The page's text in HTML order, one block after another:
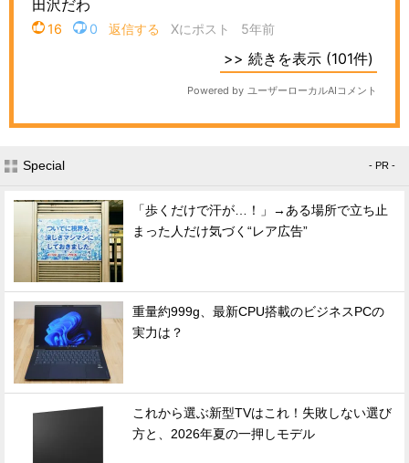
Special - PR -
「歩くだけで汗が…！」→ある場所で立ち止
まった人だけ気づく“レア広告”
重量約999g、最新CPU搭載のビジネスPCの
実力は？
これから選ぶ新型TVはこれ！失敗しない選び
方と、2026年夏の一押しモデル